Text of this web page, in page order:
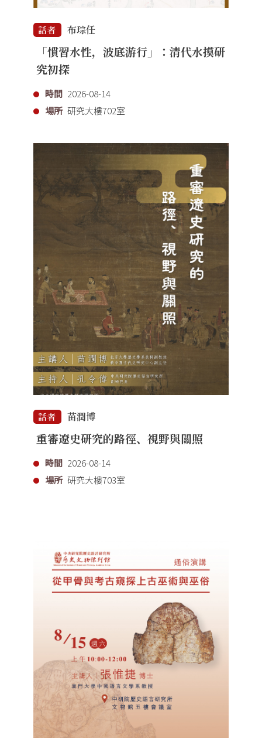
話者 布琮任
「慣習水性，波底游行」：清代水摸研
究初探
時間 2026-08-14
場所 研究大樓702室
話者 苗潤博
重審遼史研究的路徑、視野與關照
時間 2026-08-14
場所 研究大樓703室